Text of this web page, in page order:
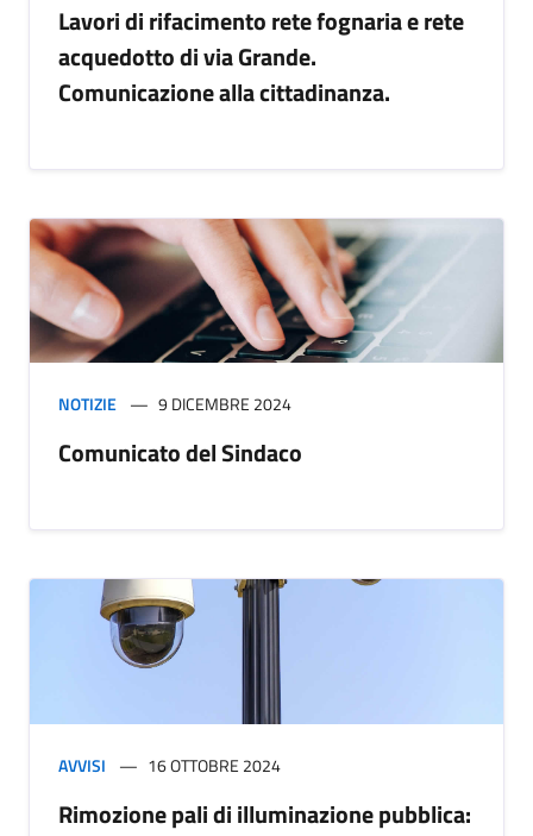
Lavori di rifacimento rete fognaria e rete
acquedotto di via Grande.
Comunicazione alla cittadinanza.
NOTIZIE 9 DICEMBRE 2024
Comunicato del Sindaco
AVVISI 16 OTTOBRE 2024
Rimozione pali di illuminazione pubblica: